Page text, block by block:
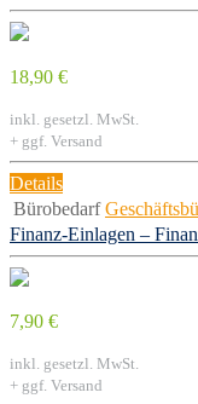
18,90 €
inkl. gesetzl. MwSt.
+ ggf. Versand
Details
Bürobedarf
Finanz-Einlagen –
7,90 €
inkl. gesetzl. MwSt.
+ ggf. Versand